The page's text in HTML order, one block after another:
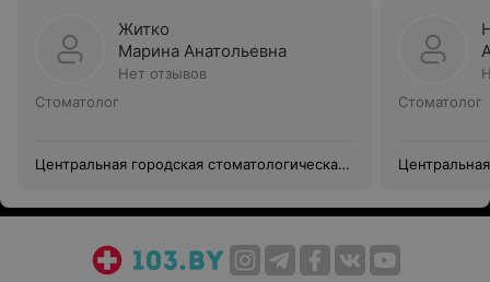
Житко
Марина Анатольевна
Нет отзывов
Стоматолог
Центральная городская стоматологическая
Стоматолог